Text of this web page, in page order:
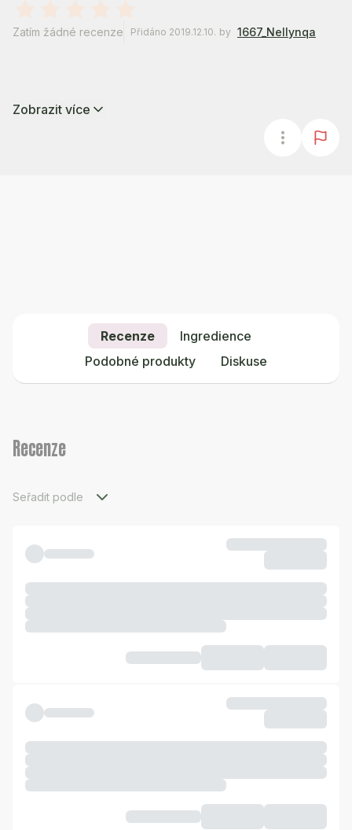
Zatím žádné recenze Přidáno 2019.12.10. by 1667_Nellynqa
Zobrazit více
Recenze
Ingredience
Podobné produkty
Diskuse
Recenze
Seřadit podle